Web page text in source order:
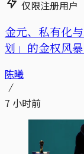
仅限注册用户
金元、私有化
划」的金权风
陈曦
7 小时前